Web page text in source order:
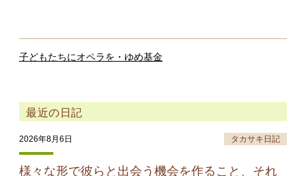
子どもたちにオペラを・ゆめ基金
最近の日記
2026年8月6日 タカサキ日記
様々な形で彼らと出会う機会を作ること、それ